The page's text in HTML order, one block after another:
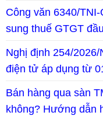
Công văn 6340/
sung thuế GTGT
Nghị định 254/
điện tử áp dụng từ
Bán hàng qua sàn
không? Hướng dẫn